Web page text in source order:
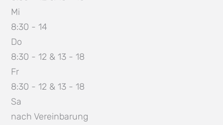
Mi
8:30 - 14
Do
8:30 - 12 & 13 - 18
Fr
8:30 - 12 & 13 - 18
Sa
nach Vereinbarung